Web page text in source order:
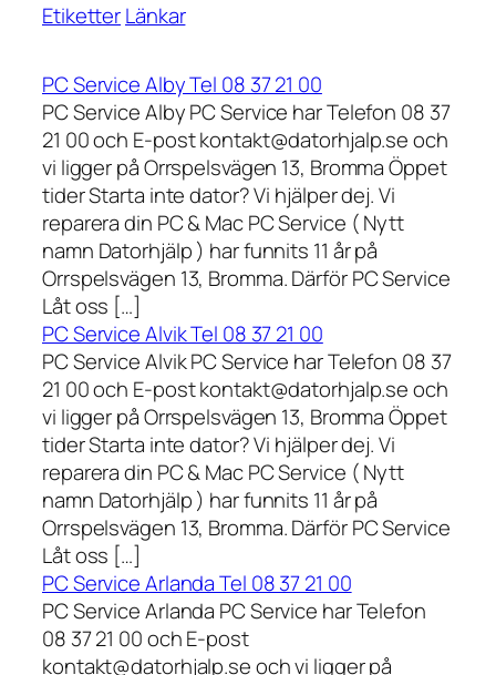
EtiketterLänkar
PC Service Alby Tel 08 37 21 00
PC Service Alby PC Service har Telefon 08 37
21 00 och E-post kontakt@datorhjalp.se och
vi ligger på Orrspelsvägen 13, Bromma Öppet
tider Starta inte dator? Vi hjälper dej. Vi
reparera din PC & Mac PC Service ( Nytt
namn Datorhjälp ) har funnits 11 år på
Orrspelsvägen 13, Bromma. Därför PC Service
Låt oss […]
PC Service Alvik Tel 08 37 21 00
PC Service Alvik PC Service har Telefon 08 37
21 00 och E-post kontakt@datorhjalp.se och
vi ligger på Orrspelsvägen 13, Bromma Öppet
tider Starta inte dator? Vi hjälper dej. Vi
reparera din PC & Mac PC Service ( Nytt
namn Datorhjälp ) har funnits 11 år på
Orrspelsvägen 13, Bromma. Därför PC Service
Låt oss […]
PC Service Arlanda Tel 08 37 21 00
PC Service Arlanda PC Service har Telefon
08 37 21 00 och E-post
kontakt@datorhjalp.se och vi ligger på